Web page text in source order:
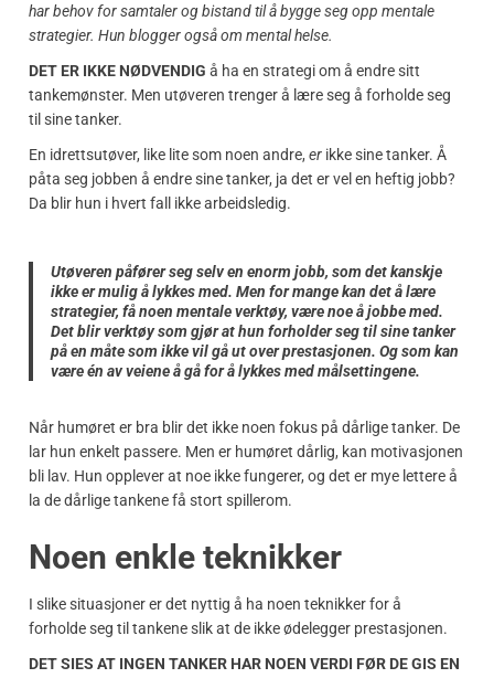
har behov for samtaler og bistand til å bygge seg opp mentale
strategier. Hun blogger også om mental helse.
DET ER IKKE NØDVENDIG å ha en strategi om å endre sitt
tankemønster. Men utøveren trenger å lære seg å forholde seg
til sine tanker.
En idrettsutøver, like lite som noen andre, er ikke sine tanker. Å
påta seg jobben å endre sine tanker, ja det er vel en heftig jobb?
Da blir hun i hvert fall ikke arbeidsledig.
Utøveren påfører seg selv en enorm jobb, som det kanskje
ikke er mulig å lykkes med. Men for mange kan det å lære
strategier, få noen mentale verktøy, være noe å jobbe med.
Det blir verktøy som gjør at hun forholder seg til sine tanker
på en måte som ikke vil gå ut over prestasjonen. Og som kan
være én av veiene å gå for å lykkes med målsettingene.
Når humøret er bra blir det ikke noen fokus på dårlige tanker. De
lar hun enkelt passere. Men er humøret dårlig, kan motivasjonen
bli lav. Hun opplever at noe ikke fungerer, og det er mye lettere å
la de dårlige tankene få stort spillerom.
Noen enkle teknikker
I slike situasjoner er det nyttig å ha noen teknikker for å
forholde seg til tankene slik at de ikke ødelegger prestasjonen.
DET SIES AT INGEN TANKER HAR NOEN VERDI FØR DE GIS EN